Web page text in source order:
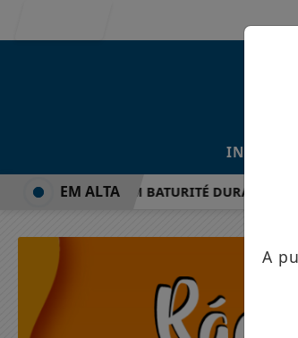
INÍCIO
GRATUITO EM BATURITÉ DURANTE AS
EM ALTA
A